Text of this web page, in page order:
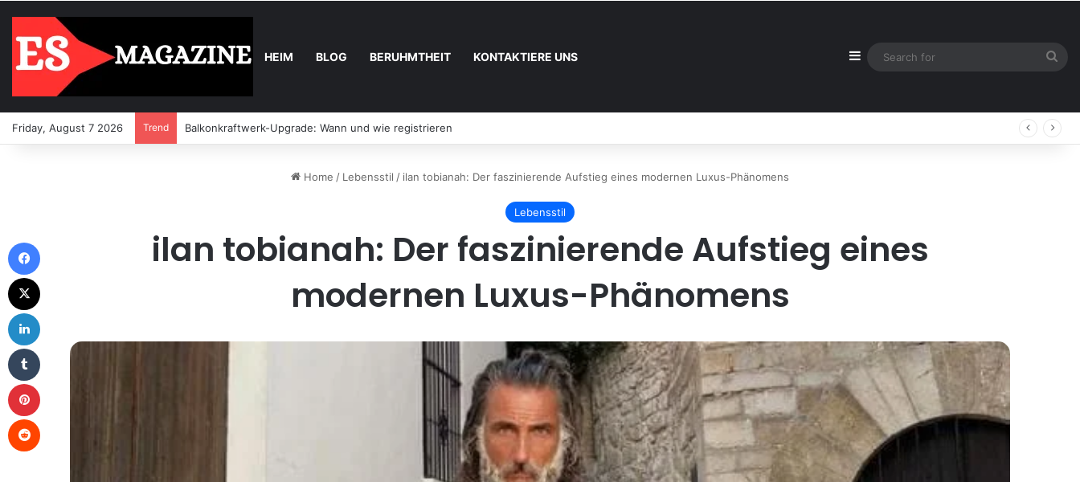
HEIM BLOG BERUHMTHEIT KONTAKTIERE UNS Sidebar
Friday, August 7 2026 Trend Balkonkraftwerk-Upgrade: Wann und wie registrieren
Home / Lebensstil / ilan tobianah: Der faszinierende Aufstieg eines modernen Luxus-Phänomens
Lebensstil
ilan tobianah: Der faszinierende Aufstieg eines
modernen Luxus-Phänomens
Tumblr